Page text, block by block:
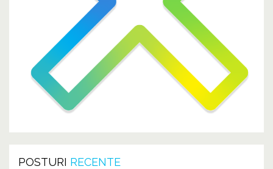
POSTURI RECENTE